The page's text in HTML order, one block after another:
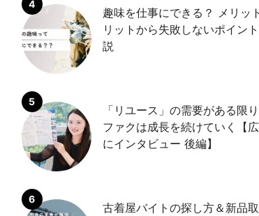
趣味を仕事にできる？ メリッ
リットから失敗しないポイン
説
「リユース」の需要がある限
ファクは成長を続けていく【
にインタビュー 後編】
古着屋バイトの探し方＆新品